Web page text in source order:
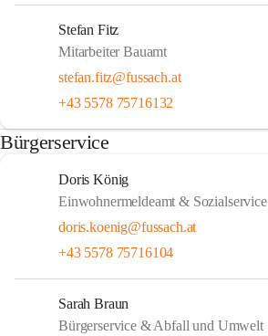
Stefan Fitz
Mitarbeiter Bauamt
stefan.fitz@fussach.at
+43 5578 75716132
Bürgerservice
Doris König
Einwohnermeldeamt & Sozialservice
doris.koenig@fussach.at
+43 5578 75716104
Sarah Braun
Bürgerservice & Abfall und Umwelt